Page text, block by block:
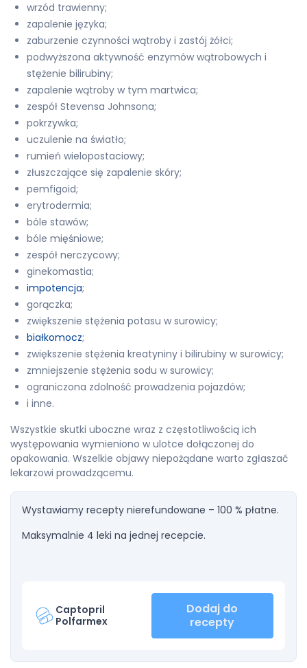
wrzód trawienny;
zapalenie języka;
zaburzenie czynności wątroby i zastój żółci;
podwyższona aktywność enzymów wątrobowych i
stężenie bilirubiny;
zapalenie wątroby w tym martwica;
zespół Stevensa Johnsona;
pokrzywka;
uczulenie na światło;
rumień wielopostaciowy;
złuszczające się zapalenie skóry;
pemfigoid;
erytrodermia;
bóle stawów;
bóle mięśniowe;
zespół nerczycowy;
ginekomastia;
impotencja;
gorączka;
zwiększenie stężenia potasu w surowicy;
białkomocz;
zwiększenie stężenia kreatyniny i bilirubiny w surowicy;
zmniejszenie stężenia sodu w surowicy;
ograniczona zdolność prowadzenia pojazdów;
i inne.
Wszystkie skutki uboczne wraz z częstotliwością ich
występowania wymieniono w ulotce dołączonej do
opakowania. Wszelkie objawy niepożądane warto zgłaszać
lekarzowi prowadzącemu.
Wystawiamy recepty nierefundowane – 100 % płatne.
Maksymalnie 4 leki na jednej recepcie.
Captopril
Polfarmex
Dodaj do
recepty